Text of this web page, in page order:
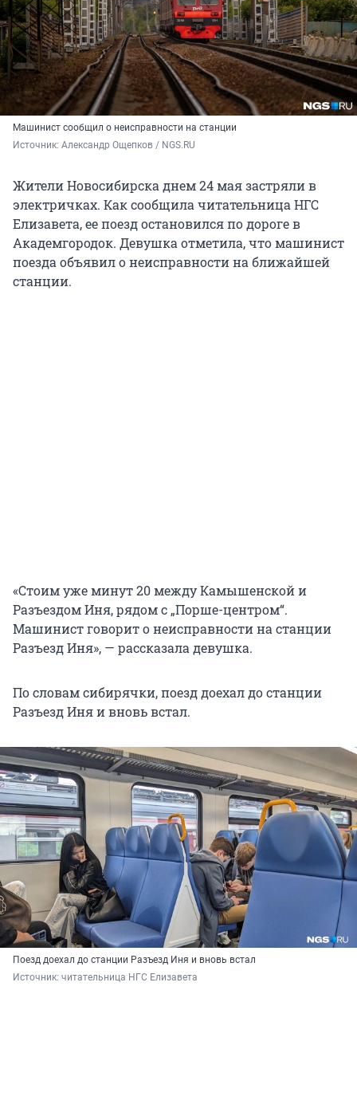
Машинист сообщил о неисправности на станции
Источник: Александр Ощепков / NGS.RU
Жители Новосибирска днем 24 мая застряли в
электричках. Как сообщила читательница НГС
Елизавета, ее поезд остановился по дороге в
Академгородок. Девушка отметила, что машинист
поезда объявил о неисправности на ближайшей
станции.
«Стоим уже минут 20 между Камышенской и
Разъездом Иня, рядом с „Порше-центром“.
Машинист говорит о неисправности на станции
Разъезд Иня», — рассказала девушка.
По словам сибирячки, поезд доехал до станции
Разъезд Иня и вновь встал.
Поезд доехал до станции Разъезд Иня и вновь встал
Источник: читательница НГС Елизавета